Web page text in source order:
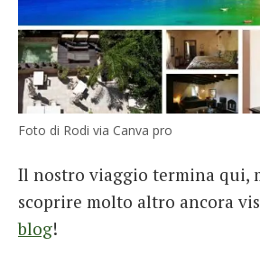
Foto di Rodi via Canva pro
Il nostro viaggio termina qui,
scoprire molto altro ancora
blog!